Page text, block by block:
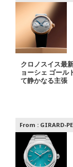
クロノスイス最
ョーシェ ゴール
て静かなる主張
From : GIRARD-